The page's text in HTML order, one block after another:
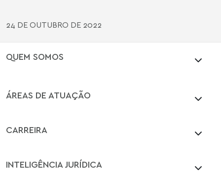
24 DE OUTUBRO DE 2022
QUEM SOMOS
ÁREAS DE ATUAÇÃO
CARREIRA
INTELIGÊNCIA JURÍDICA